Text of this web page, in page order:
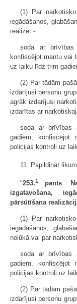
(1) Par
iegādāšanos,
realizēt -
soda ar brīvības
konfiscējot mantu vai
uz laiku līdz trim
(2) Par tādām
izdarījusi personu
agrāk izdarījusi
izdarītas ar
soda ar brīvības
gadiem,
policijas kontroli uz
11. Papildināt
"253.1 pants.
izgatavošana,
pārsūtīšana
(1) Par
iegādāšanos,
nolūkā vai par
soda ar brīvības
gadiem,
policijas kontroli uz
(2) Par tādām
izdarījusi personu